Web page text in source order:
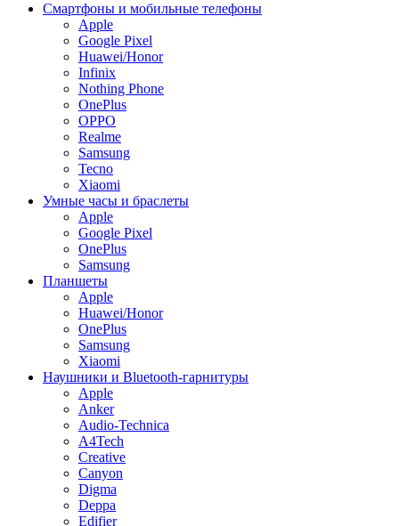
Смартфоны и мобильные телефоны
Apple
Google Pixel
Huawei/Honor
Infinix
Nothing Phone
OnePlus
OPPO
Realme
Samsung
Tecno
Xiaomi
Умные часы и браслеты
Apple
Google Pixel
OnePlus
Samsung
Планшеты
Apple
Huawei/Honor
OnePlus
Samsung
Xiaomi
Наушники и Bluetooth-гарнитуры
Apple
Anker
Audio-Technica
A4Tech
Creative
Canyon
Digma
Deppa
Edifier